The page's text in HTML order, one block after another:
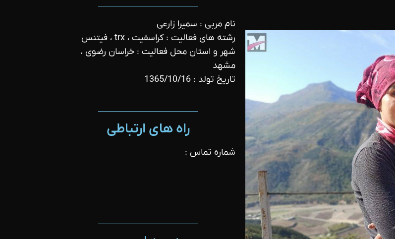
نام مربی : سمیرا زارعی
رشته های فعالیت : کراسفیت ، trx ، فیتنس
شهر و استان محل فعالیت : خراسان رضوی ،
مشهد
تاریخ تولد : 1365/10/16
راه های ارتباطی
شماره تماس :